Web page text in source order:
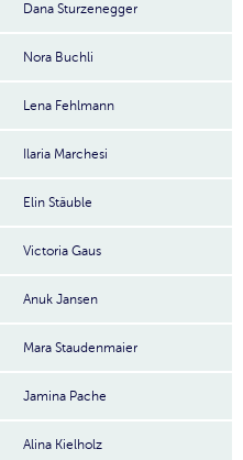
Dana Sturzenegger
Nora Buchli
Lena Fehlmann
Ilaria Marchesi
Elin Stäuble
Victoria Gaus
Anuk Jansen
Mara Staudenmaier
Jamina Pache
Alina Kielholz